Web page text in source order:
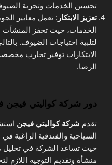
تحسين الخدمات وتجربة
تعزيز الابتكار : تعمل معايير
الخدمات، حيث تحفز
لتلبية احتياجات الضيوف.
الابتكارات توفير تجارب
الرضا.
دور شركة كواليتي فيجن
تقدم شركة كواليتي فيجن
السياحية والفندقية الراغبة
حيث تساعد الشركة في تحليل
منشأة وتقديم التوجيه اللازم